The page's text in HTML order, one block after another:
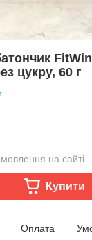
цукру, 60 г
на сайті
Купити
Оплата